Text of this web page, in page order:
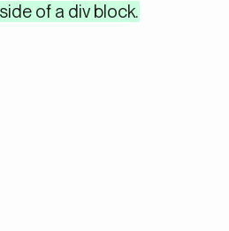
of a div block.